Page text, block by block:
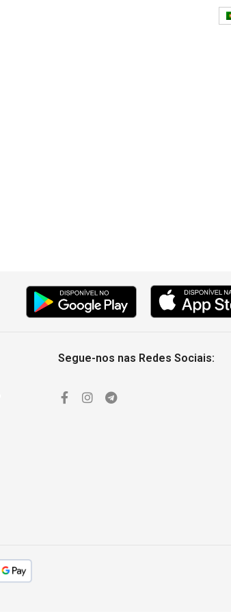
Segue-nos nas Redes Sociais: